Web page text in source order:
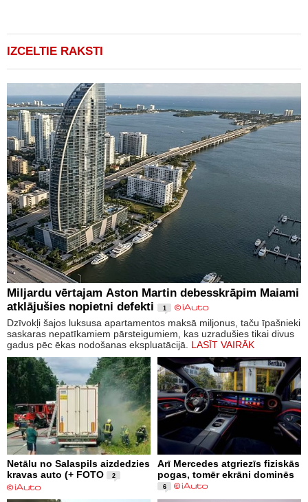
IZCELTIE RAKSTI
Miljardu vērtajam Aston Martin debesskrāpim Maiami
atklājušies nopietni defekti
1
Dzīvokļi šajos luksusa apartamentos maksā miljonus, taču īpašnieki
saskaras nepatīkamiem pārsteigumiem, kas uzradušies tikai divus
gadus pēc ēkas nodošanas ekspluatācijā. LASĪT VAIRĀK
Netālu no Salaspils aizdedzies
kravas auto (+ FOTO
2
Arī Mercedes atgriezīs fiziskās
pogas, tomēr ekrāni dominēs
6